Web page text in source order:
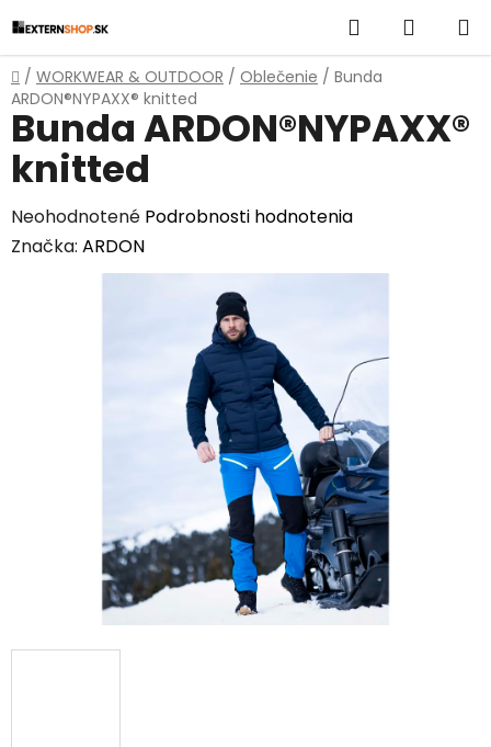
na
obsah
Hľadať
KOŠÍK
Domov
/ WORKWEAR & OUTDOOR / Oblečenie / Bunda
ARDON®NYPAXX® knitted
Bunda ARDON®NYPAXX®
knitted
Priemerné
hodnotenie
Neohodnotené Podrobnosti hodnotenia
Značka: ARDON